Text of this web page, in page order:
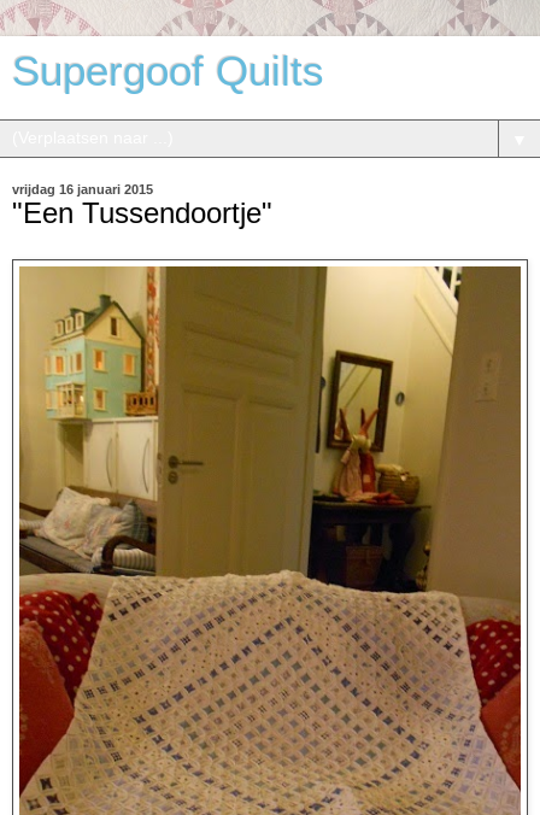
Supergoof Quilts
vrijdag 16 januari 2015
"Een Tussendoortje"